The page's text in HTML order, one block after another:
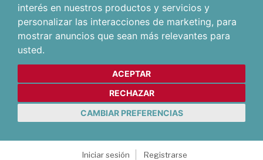
interés en nuestros productos y servicios y
personalizar las interacciones de marketing, para
mostrar anuncios que sean más relevantes para
usted.
ACEPTAR
RECHAZAR
CAMBIAR PREFERENCIAS
Iniciar sesión
Registrarse